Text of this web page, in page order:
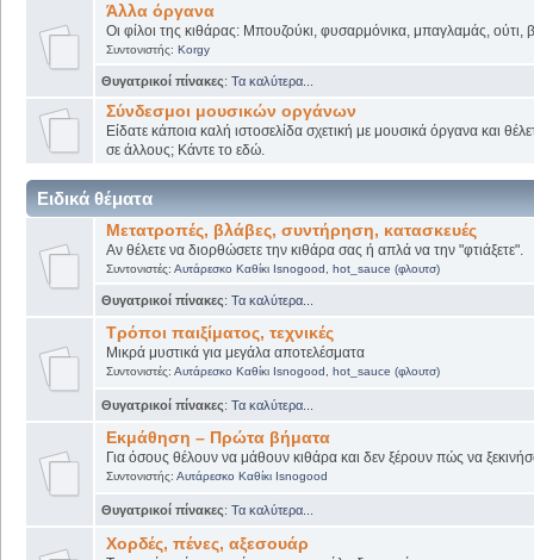
Άλλα όργανα
Οι φίλοι της κιθάρας: Μπουζούκι, φυσαρμόνικα, μπαγλαμάς, ούτι,
Συντονιστής: Korgy
Θυγατρικοί πίνακες: Τα καλύτερα...
Σύνδεσμοι μουσικών οργάνων
Είδατε κάποια καλή ιστοσελίδα σχετική με μουσικά όργανα και
σε άλλους; Κάντε το εδώ.
Ειδικά θέματα
Μετατροπές, βλάβες, συντήρηση, κατασκευές
Αν θέλετε να διορθώσετε την κιθάρα σας ή απλά να την "φτιάξετε".
Συντονιστές: Αυτάρεσκο Καθίκι Isnogood hot_sauce (φλουτσ)
Θυγατρικοί πίνακες: Τα καλύτερα...
Τρόποι παιξίματος, τεχνικές
Μικρά μυστικά για μεγάλα αποτελέσματα
Συντονιστές: Αυτάρεσκο Καθίκι Isnogood hot_sauce (φλουτσ)
Θυγατρικοί πίνακες: Τα καλύτερα...
Εκμάθηση – Πρώτα βήματα
Για όσους θέλουν να μάθουν κιθάρα και δεν ξέρουν πώς να
Συντονιστής: Αυτάρεσκο Καθίκι Isnogood
Θυγατρικοί πίνακες: Τα καλύτερα...
Χορδές, πένες, αξεσουάρ